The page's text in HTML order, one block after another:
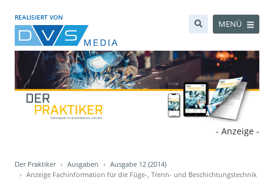
REALISIERT VON
MENÜ
- Anzeige -
Der Praktiker Ausgaben
Ausgabe 12 (2014)
Anzeige Fachinformation für die Füge-, Trenn- und Beschichtungstechnik